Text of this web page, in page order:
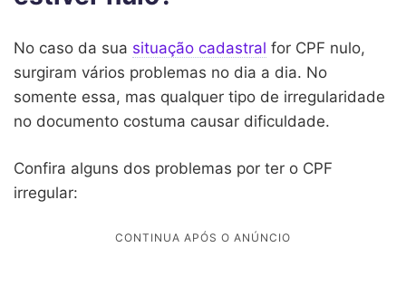
No caso da sua situação cadastral for CPF nulo,
surgiram vários problemas no dia a dia. No
somente essa, mas qualquer tipo de irregularidade
no documento costuma causar dificuldade.
Confira alguns dos problemas por ter o CPF
irregular: